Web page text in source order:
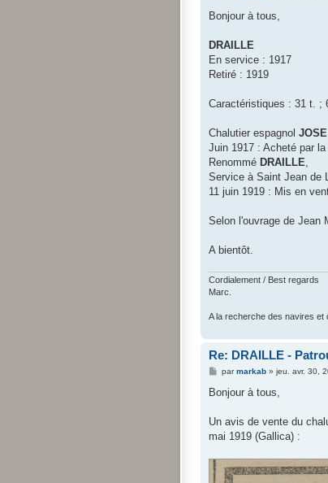
s
g
Bonjour à tous,
DRAILLE
En service : 1917
Retiré : 1919
Caractéristiques : 31 t. ;
Chalutier espagnol
Juin 1917 : Acheté par la
Renommé DRAILLE
Service à Saint Jean de
11 juin 1919 : Mis en
Selon l'ouvrage de Jean
A bientôt.
Cordialement / Best regards
Marc.
A la recherche des navires et
Re: DRAILLE -
M
s
g
parmarkab» jeu. avr. 30,
Bonjour à tous,
Un avis de vente du
mai 1919 (Gallica) :